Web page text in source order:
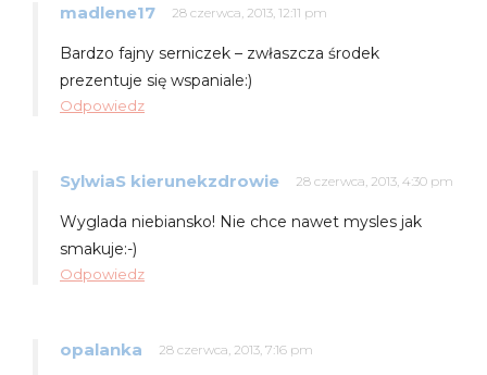
madlene17 28 czerwca, 2013, 12:11 pm
Bardzo fajny serniczek – zwłaszcza środek
prezentuje się wspaniale:)
Odpowiedz
SylwiaS kierunekzdrowie 28 czerwca, 2013, 4:30 pm
Wyglada niebiansko! Nie chce nawet mysles jak
smakuje:-)
Odpowiedz
opalanka 28 czerwca, 2013, 7:16 pm